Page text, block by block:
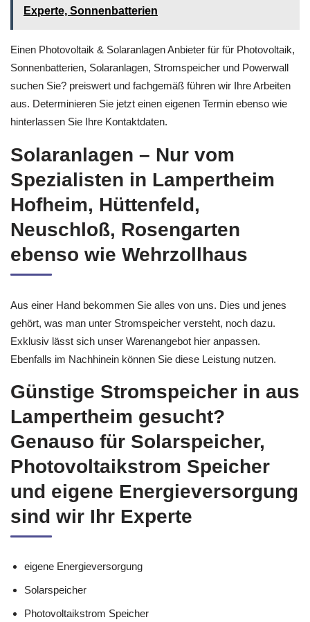
Experte, Sonnenbatterien
Einen Photovoltaik & Solaranlagen Anbieter für für Photovoltaik,
Sonnenbatterien, Solaranlagen, Stromspeicher und Powerwall
suchen Sie? preiswert und fachgemäß führen wir Ihre Arbeiten
aus. Determinieren Sie jetzt einen eigenen Termin ebenso wie
hinterlassen Sie Ihre Kontaktdaten.
Solaranlagen – Nur vom
Spezialisten in Lampertheim
Hofheim, Hüttenfeld,
Neuschloß, Rosengarten
ebenso wie Wehrzollhaus
Aus einer Hand bekommen Sie alles von uns. Dies und jenes
gehört, was man unter Stromspeicher versteht, noch dazu.
Exklusiv lässt sich unser Warenangebot hier anpassen.
Ebenfalls im Nachhinein können Sie diese Leistung nutzen.
Günstige Stromspeicher in aus
Lampertheim gesucht?
Genauso für Solarspeicher,
Photovoltaikstrom Speicher
und eigene Energieversorgung
sind wir Ihr Experte
eigene Energieversorgung
Solarspeicher
Photovoltaikstrom Speicher